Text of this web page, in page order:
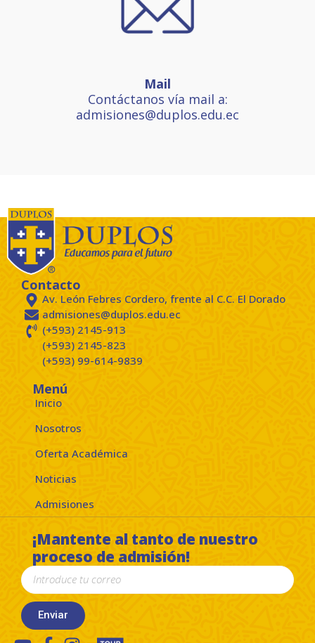
Mail
Contáctanos vía mail a:
admisiones@duplos.edu.ec
Contacto
Av. León Febres Cordero, frente al C.C. El Dorado
admisiones@duplos.edu.ec
(+593) 2145-913
(+593) 2145-823
(+593) 99-614-9839
Menú
Inicio
Nosotros
Oferta Académica
Noticias
Admisiones
¡Mantente al tanto de nuestro
proceso de admisión!
Enviar